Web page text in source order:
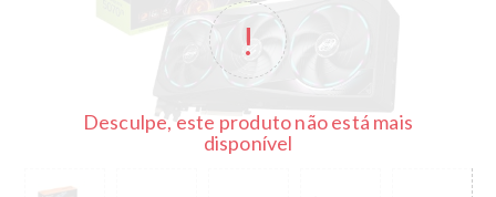
Desculpe, este produto não está mais
disponível